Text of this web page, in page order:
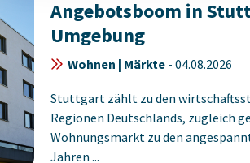
Angebotsboom in
Umgebung
Wohnen | Märkte - 04.08.2026
Stuttgart zählt zu den
Regionen Deutschlands, zugleich
Wohnungsmarkt zu den
Jahren ...